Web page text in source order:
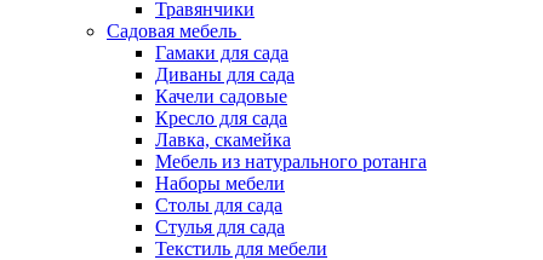
Травянчики
Садовая мебель
Гамаки для сада
Диваны для сада
Качели садовые
Кресло для сада
Лавка, скамейка
Мебель из натурального ротанга
Наборы мебели
Столы для сада
Стулья для сада
Текстиль для мебели